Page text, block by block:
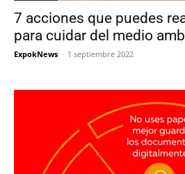
7 acciones que puedes
para cuidar del medio
ExpokNews - 1 septiembre 2022